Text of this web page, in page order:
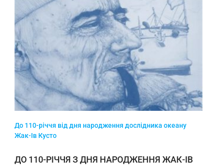
До 110-річчя від дня народження дослідника океану
Жак-Ів Кусто
ДО 110-РІЧЧЯ З ДНЯ НАРОДЖЕННЯ ЖАК-ІВ